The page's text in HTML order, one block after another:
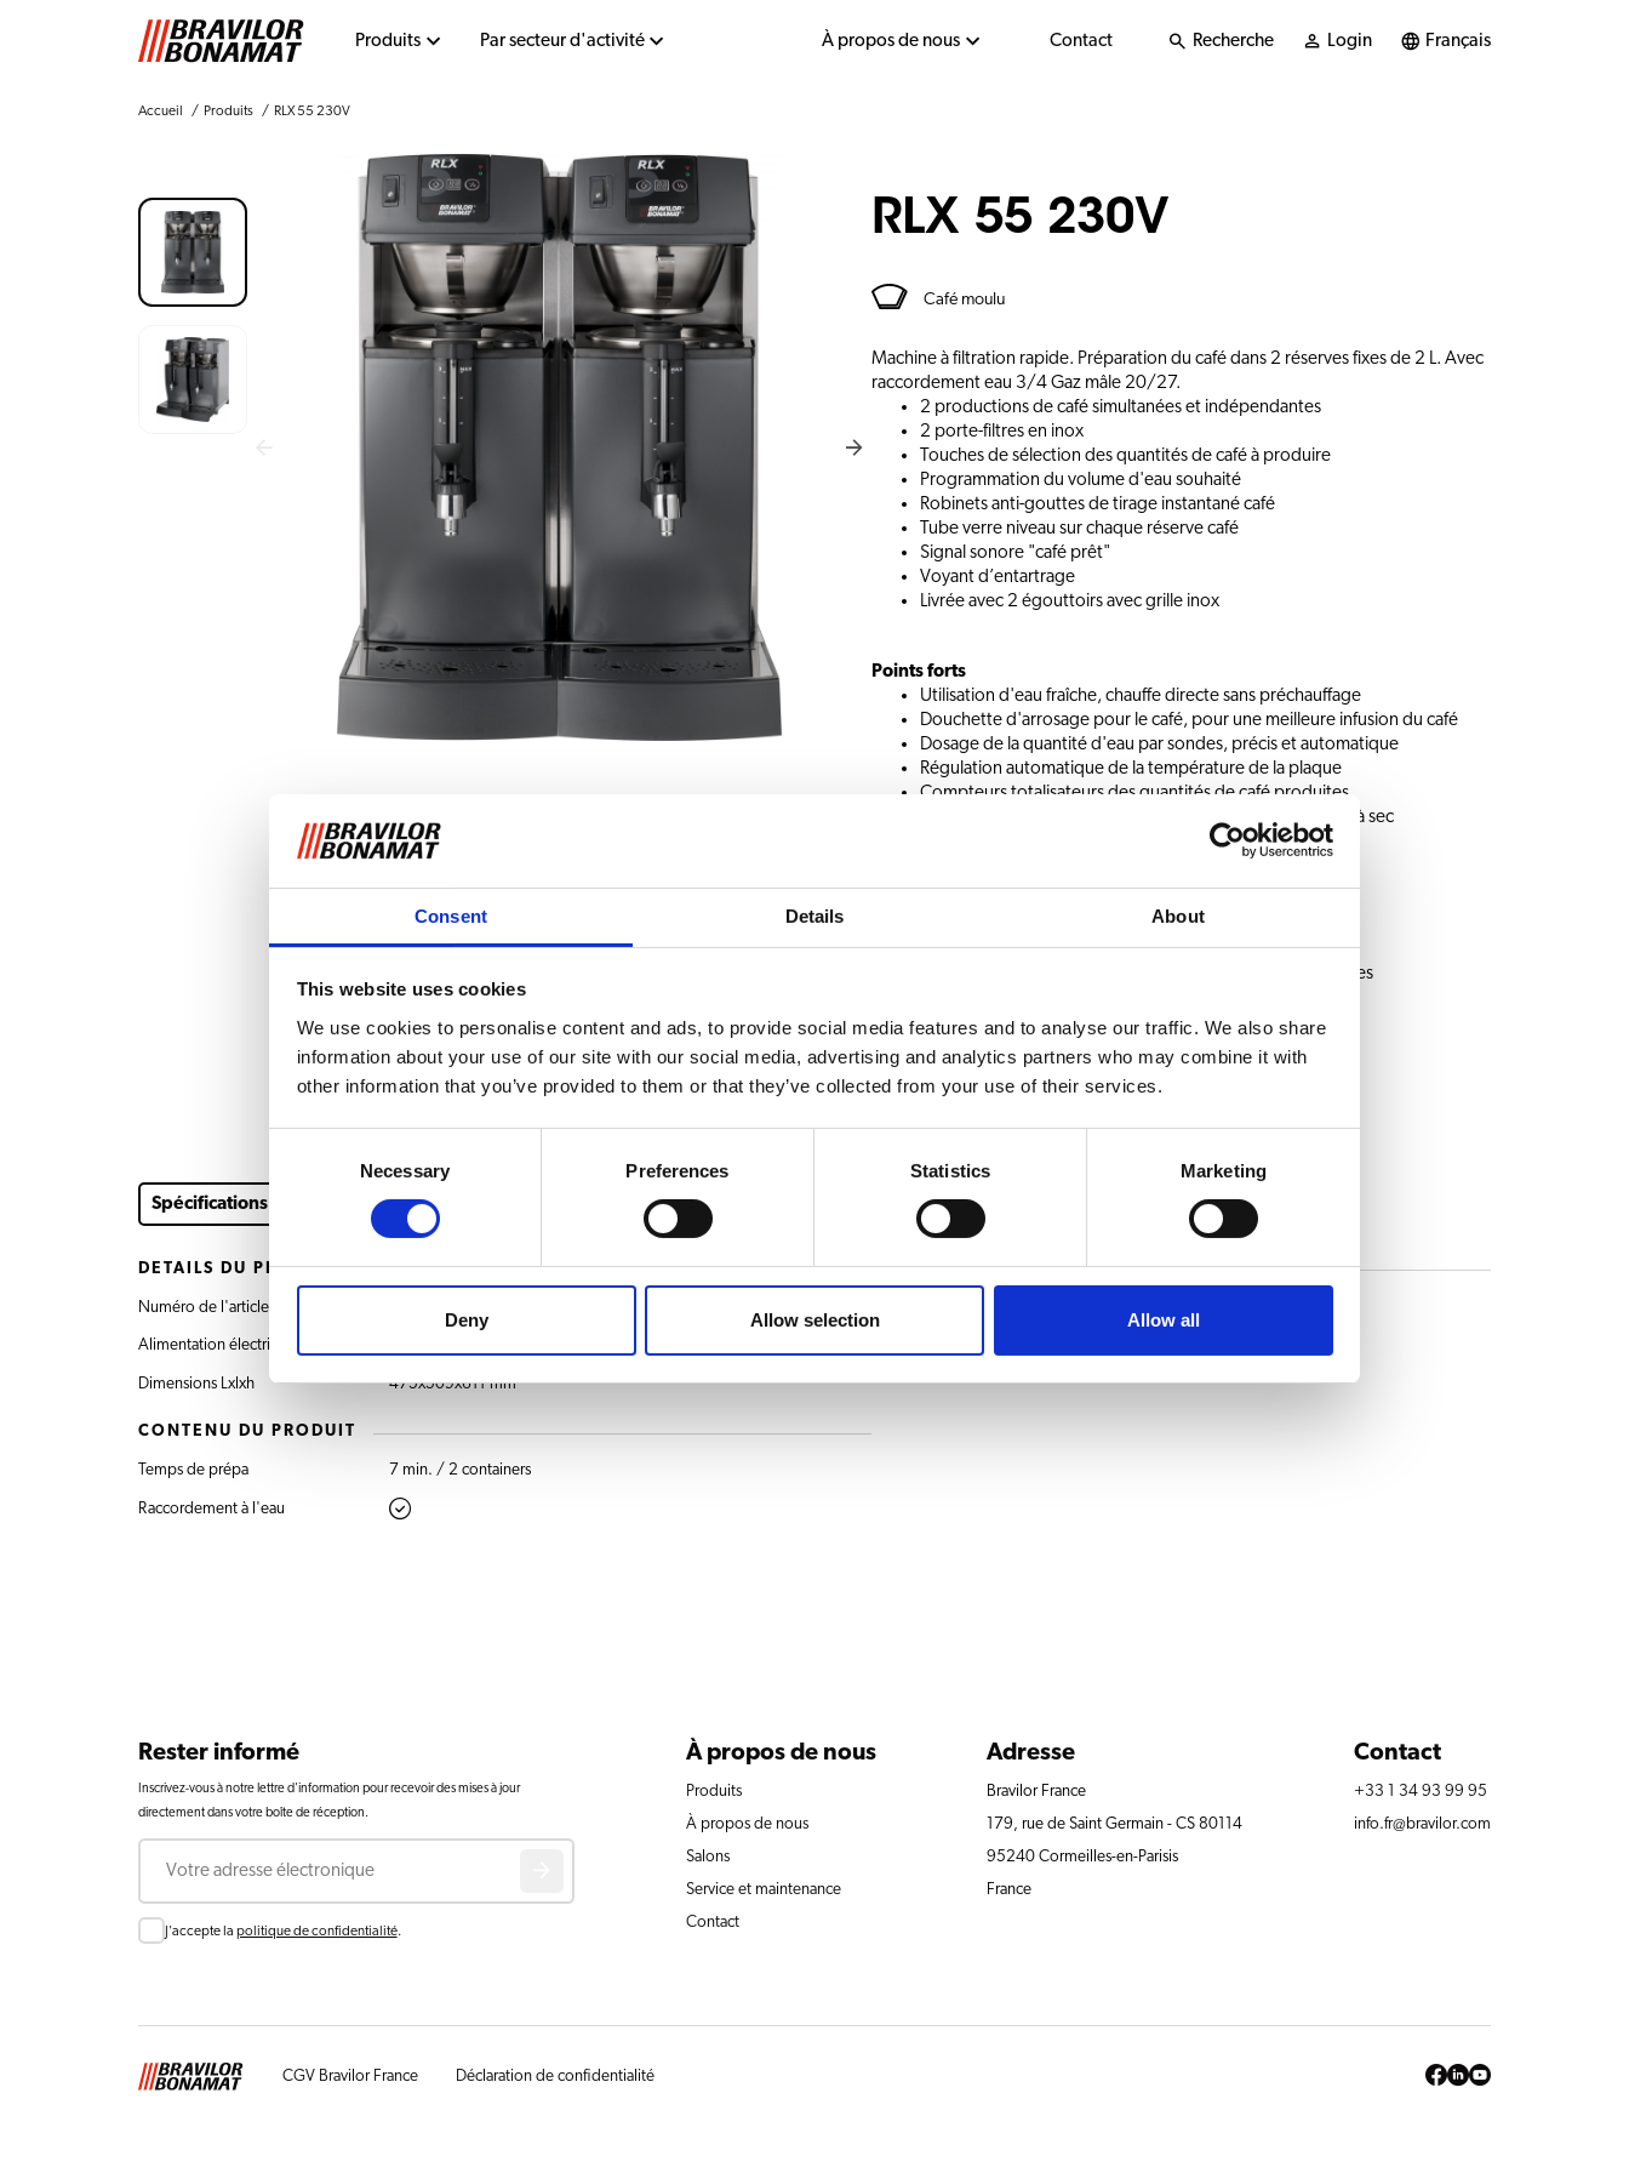
Consent Details About
This website uses cookies
We use cookies to personalise content and ads, to provide social media features and to analyse our traffic. We also share
information about your use of our site with our social media, advertising and analytics partners who may combine it with
other information that you’ve provided to them or that they’ve collected from your use of their services.
Necessary Preferences Statistics Marketing
Deny Allow selection Allow all
Produits Par secteur d'activité À propos de nous Contact Recherche Login Français
Accueil Produits RLX 55 230V
RLX 55 230V
Café moulu
Machine à filtration rapide. Préparation du café dans 2 réserves fixes de 2 L. Avec
raccordement eau 3/4 Gaz mâle 20/27.
2 productions de café simultanées et indépendantes
2 porte-filtres en inox
Touches de sélection des quantités de café à produire
Programmation du volume d'eau souhaité
Robinets anti-gouttes de tirage instantané café
Tube verre niveau sur chaque réserve café
Signal sonore "café prêt"
Voyant d’entartrage
Livrée avec 2 égouttoirs avec grille inox
Points forts
Utilisation d'eau fraîche, chauffe directe sans préchauffage
Douchette d'arrosage pour le café, pour une meilleure infusion du café
Dosage de la quantité d'eau par sondes, précis et automatique
Régulation automatique de la température de la plaque
Compteurs totalisateurs des quantités de café produites
Thermostat de régulation et de sécurité contre la chauffe à sec
Un large choix d'équipements complémentaires :
Filtre à eau pour une qualité optimale
Présentoir caféterie
Réchaud HP 2, avec deux plaques chauffantes pour cruches
Tube pour remplissage rapide
Demander des informations
Spécifications Téléchargements et documents
DÉTAILS DU PRODUIT
Numéro de l'article
Alimentation électrique
Dimensions Lxlxh 475x509x611 mm
CONTENU DU PRODUIT
Temps de prépa 7 min. / 2 containers
Raccordement à l'eau
BOISSONS
Rester informé
Inscrivez-vous à notre lettre d'information pour recevoir des mises à jour
directement dans votre boîte de réception.
Courriel
Consent
J'accepte la politique de confidentialité.
À propos de nous
Produits
À propos de nous
Salons
Service et maintenance
Contact
Adresse
Bravilor France
179, rue de Saint Germain - CS 80114
95240 Cormeilles-en-Parisis
France
Contact
+33 1 34 93 99 95
info.fr@bravilor.com
CGV Bravilor France Déclaration de confidentialité